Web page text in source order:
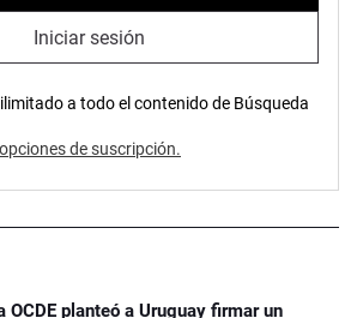
Iniciar sesión
a todo el contenido de Búsqueda
de suscripción.
OCDE planteó a Uruguay firmar un